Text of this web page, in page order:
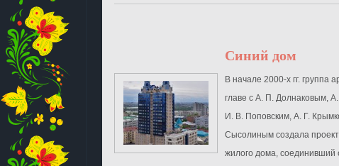
Синий дом
В начале 2000-х гг. группа
главе с А. П. Долнаковым,
И. В. Поповским, А. Г.
Сысолиным создала проект
жилого дома, соединивший